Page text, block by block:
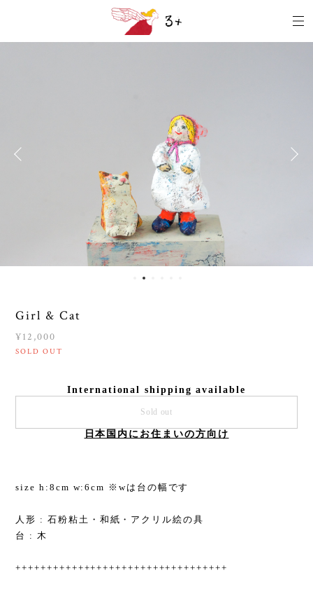
Girl & Cat
¥12,000
SOLD OUT
International shipping available
Sold out
日本国内にお住まいの方向け
size h:8cm w:6cm ※wは台の幅です
人形 : 石粉粘土・和紙・アクリル絵の具
台 : 木
++++++++++++++++++++++++++++++++++